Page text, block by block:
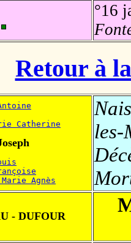
°16
Retour à
Catherine
Marie Agnès
les-
- DUFOUR